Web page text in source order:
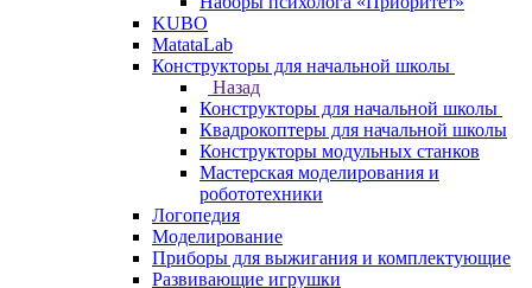
KUBO
MatataLab
Конструкторы для начальной школы
Назад
Конструкторы для начальной школы
Квадрокоптеры для начальной школы
Конструкторы модульных станков
Мастерская моделирования и
робототехники
Логопедия
Моделирование
Приборы для выжигания и комплектующие
Развивающие игрушки